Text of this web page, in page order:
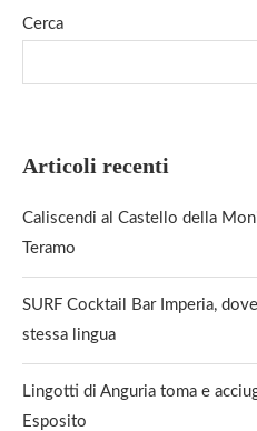
Cerca
Articoli recenti
Caliscendi al Castello della
Teramo
SURF Cocktail Bar Imperia,
stessa lingua
Lingotti di Anguria toma e
Esposito